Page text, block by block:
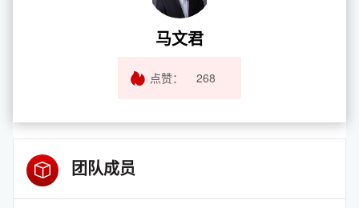
马文君
点赞： 268
团队成员